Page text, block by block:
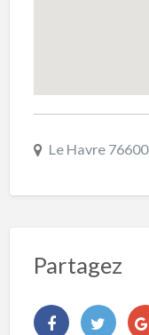
Le Havre 76600
Partagez